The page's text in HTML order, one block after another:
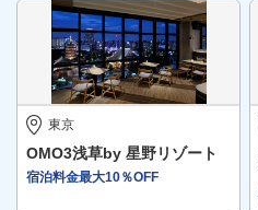
東京
OMO3浅草by 星野リゾート
宿泊料金最大10％OFF